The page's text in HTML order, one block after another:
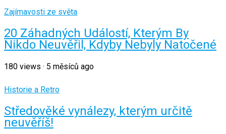
Zajímavosti ze světa
20 Záhadných Událostí, Kterým By
Nikdo Neuvěřil, Kdyby Nebyly Natočené
180 views · 5 měsíců ago
Historie a Retro
Středověké vynálezy, kterým určitě
neuvěříš!